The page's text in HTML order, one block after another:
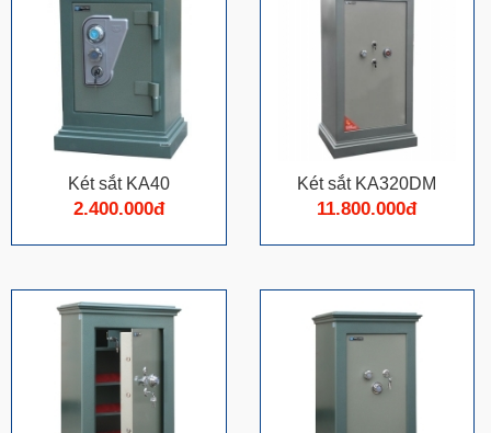
Két sắt KA40
2.400.000đ
Két sắt KA320DM
11.800.000đ